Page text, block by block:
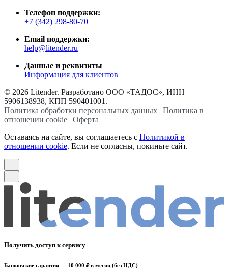
Телефон поддержки:
+7 (342) 298-80-70
Email поддержки:
help@litender.ru
Данные и реквизиты
Информация для клиентов
© 2026 Litender. Разработано ООО «ТАДОС», ИНН
5906138938, КПП 590401001.
Политика обработки персональных данных | Политика в
отношении cookie | Оферта
Оставаясь на сайте, вы соглашаетесь с Политикой в
отношении cookie. Если не согласны, покиньте сайт.
Получить доступ к сервису
Банковские гарантии — 10 000 ₽ в месяц (без НДС)